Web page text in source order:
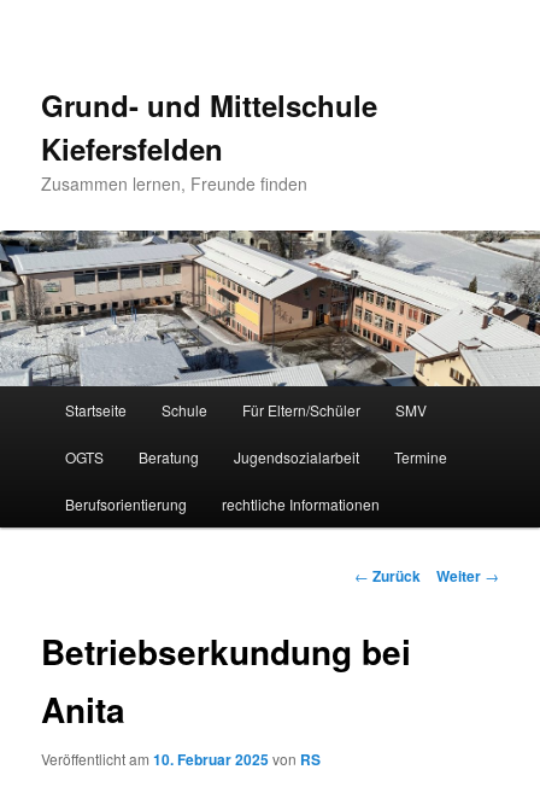
Grund- und Mittelschule
Kiefersfelden
Zusammen lernen, Freunde finden
Zum
Inhalt
wechseln
Startseite Schule Für Eltern/Schüler SMV
OGTS Beratung Jugendsozialarbeit Termine
Berufsorientierung rechtliche Informationen
Beitrags-
← Zurück Weiter →
Betriebserkundung bei
Anita
Veröffentlicht am10. Februar 2025von RS